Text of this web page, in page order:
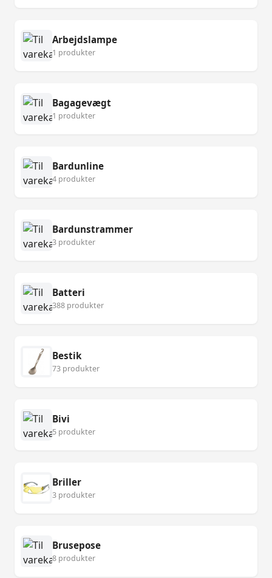
Arbejdslampe
1 produkter
Bagagevægt
1 produkter
Bardunline
4 produkter
Bardunstrammer
3 produkter
Batteri
388 produkter
Bestik
73 produkter
Bivi
5 produkter
Briller
3 produkter
Brusepose
8 produkter